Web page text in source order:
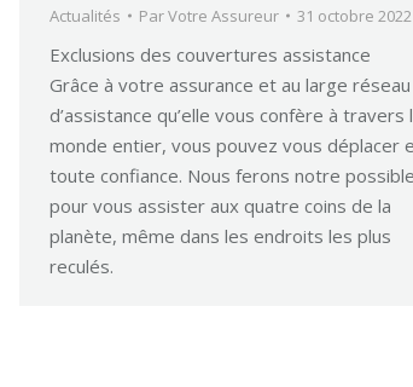
Actualités ParVotre Assureur 31 octobre 2022
Exclusions des couvertures assistance
Grâce à votre assurance et au large réseau
d’assistance qu’elle vous confère à travers
monde entier, vous pouvez vous déplacer
toute confiance. Nous ferons notre possible
pour vous assister aux quatre coins de la
planète, même dans les endroits les plus
reculés.